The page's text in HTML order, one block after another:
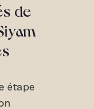
de
étape